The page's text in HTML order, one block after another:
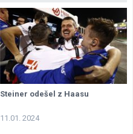
Steiner odešel z Haasu
11.01. 2024